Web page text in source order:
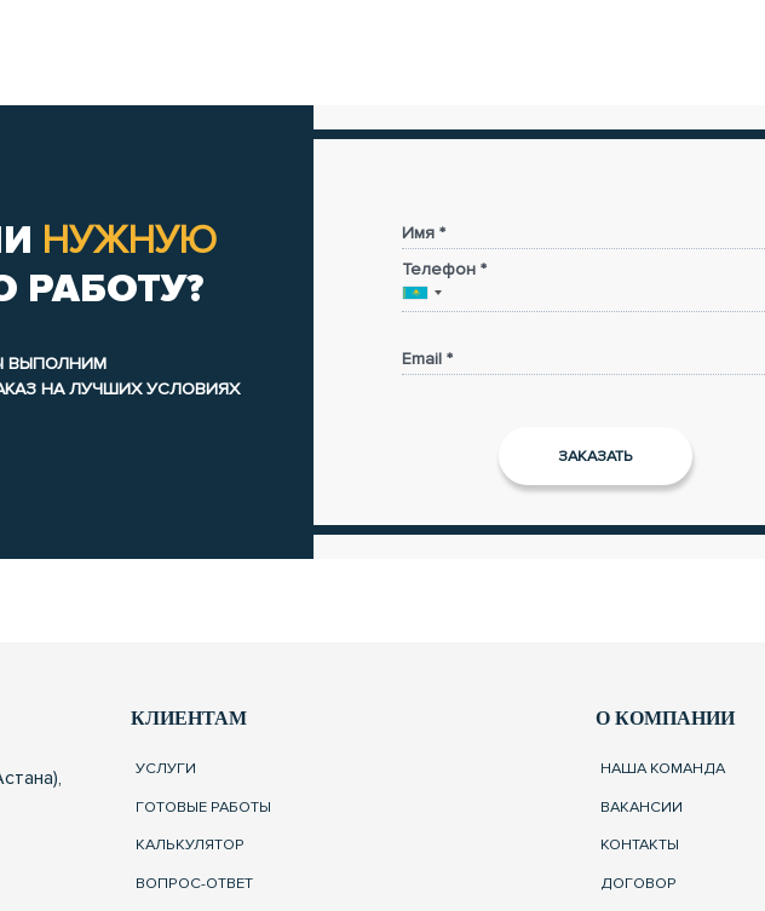
НУЖНУЮ
РАБОТУ?
ВЫПОЛНИМ
НА ЛУЧШИХ УСЛОВИЯХ
Имя *
Телефон *
Email *
КЛИЕНТАМ
УСЛУГИ
ГОТОВЫЕ РАБОТЫ
КАЛЬКУЛЯТОР
ВОПРОС-ОТВЕТ
О КОМПАНИИ
НАША КОМАНДА
ВАКАНСИИ
КОНТАКТЫ
ДОГОВОР